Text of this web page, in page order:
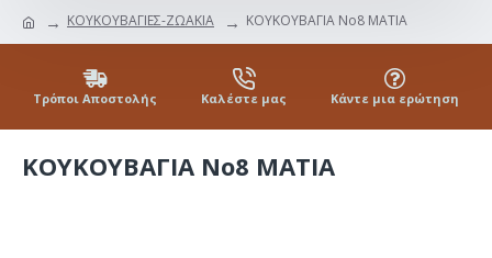
ΚΟΥΚΟΥΒΑΓΙΕΣ-ΖΩΑΚΙΑ ΚΟΥΚΟΥΒΑΓΙΑ Νο8 ΜΑΤΙΑ
Τρόποι Αποστολής Καλέστε μας Κάντε μια ερώτηση
ΚΟΥΚΟΥΒΑΓΙΑ Νο8 ΜΑΤΙΑ